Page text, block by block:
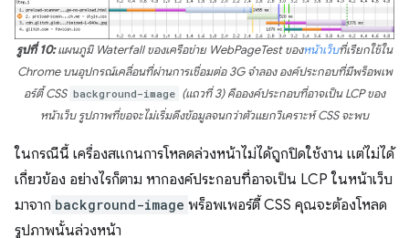
รูปที่ 10:แผนภูมิ Waterfall ของเครือข่าย WebPageTest ของหน้าเว็บที่เรียกใช้ใน
Chrome บนอุปกรณ์เคลื่อนที่ผ่านการเชื่อมต่อ 3G จำลอง องค์ประกอบที่มีพร็อพเพ
อร์ตี้ CSS background-image (แถวที่ 3) คือองค์ประกอบที่อาจเป็น LCP ของ
หน้าเว็บ รูปภาพที่ขอจะไม่เริ่มดึงข้อมูลจนกว่าตัวแยกวิเคราะห์ CSS จะพบ
ในกรณีนี้ เครื่องสแกนการโหลดล่วงหน้าไม่ได้ถูกปิดใช้งาน แต่ไม่ได้
เกี่ยวข้อง อย่างไรก็ตาม หากองค์ประกอบที่อาจเป็น LCP ในหน้าเว็บ
มาจาก background-image พร็อพเพอร์ตี้ CSS คุณจะต้องโหลด
รูปภาพนั้นล่วงหน้า